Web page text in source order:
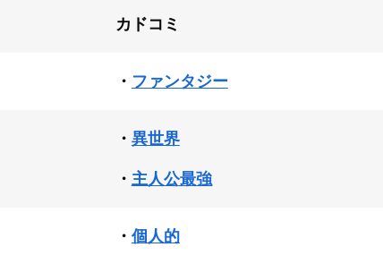
カドコミ
・ ファンタジー
・ 異世界
・ 主人公最強
・ 個人的